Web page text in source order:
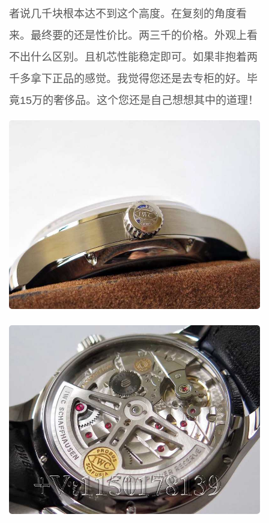
者说几千块根本达不到这个高度。在复刻的角度看
来。最终要的还是性价比。两三千的价格。外观上看
不出什么区别。且机芯性能稳定即可。如果非抱着两
千多拿下正品的感觉。我觉得您还是去专柜的好。毕
竟15万的奢侈品。这个您还是自己想想其中的道理！